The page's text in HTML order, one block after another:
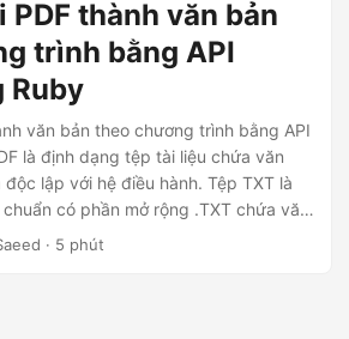
PDF thành văn bản
trình bằng API
Ruby
văn bản theo chương trình bằng API
là định dạng tệp tài liệu chứa văn
lập với hệ điều hành. Tệp TXT là
có phần mở rộng .TXT chứa văn
dòng. Nó có thể được mở và chỉnh
· 5 phút